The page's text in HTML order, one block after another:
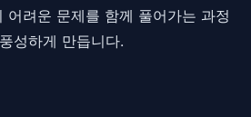
려운 문제를 함께 풀어가는 과정
성하게 만듭니다.